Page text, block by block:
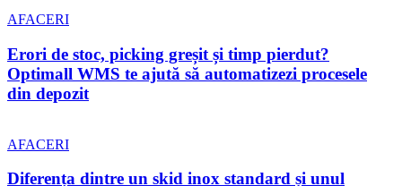
AFACERI
Erori de stoc, picking greșit și timp pierdut?
Optimall WMS te ajută să automatizezi procesele
din depozit
AFACERI
Diferența dintre un skid inox standard și unul